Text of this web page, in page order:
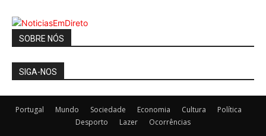
SOBRE NÓS
SIGA-NOS
Portugal Mundo Sociedade Economia Cultura
Política
Desporto
Lazer Ocorrências